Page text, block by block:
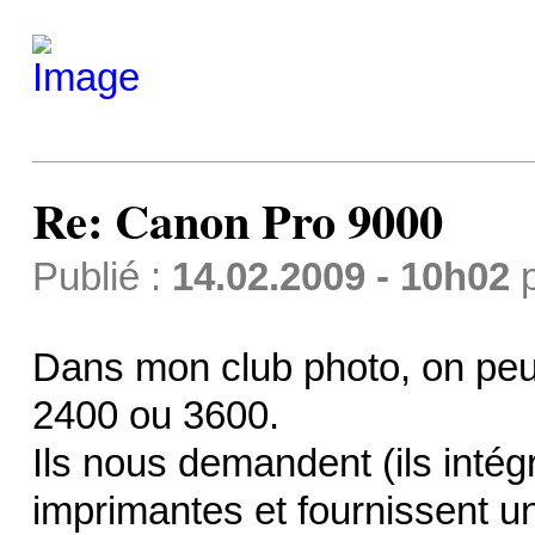
Re: Canon Pro 9000
Publié : 14.02.2009 - 10h02
Dans mon club photo, on
2400 ou 3600.
Ils nous demandent (ils
imprimantes et fournissent